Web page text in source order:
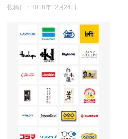
投稿日： 2018年12月24日